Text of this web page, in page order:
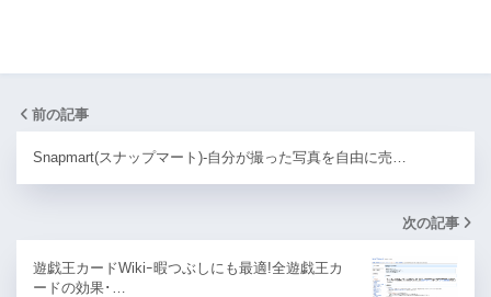
前の記事
Snapmart(スナップマート)-自分が撮った写真を自由に売…
次の記事
遊戯王カードWikiｰ暇つぶしにも最適!全遊戯王カ
ードの効果･…